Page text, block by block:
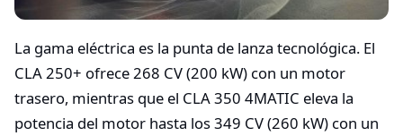
La gama eléctrica es la punta de lanza tecnológica. El
CLA 250+ ofrece 268 CV (200 kW) con un motor
trasero, mientras que el CLA 350 4MATIC eleva la
potencia del motor hasta los 349 CV (260 kW) con un